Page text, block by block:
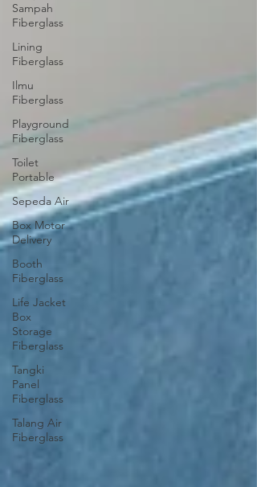
Sampah
Fiberglass
Lining
Fiberglass
Ilmu
Fiberglass
Playground
Fiberglass
Toilet
Portable
Sepeda Air
Box Motor
Delivery
Booth
Fiberglass
Life Jacket
Box
Storage
Fiberglass
Tangki
Panel
Fiberglass
Talang Air
Fiberglass